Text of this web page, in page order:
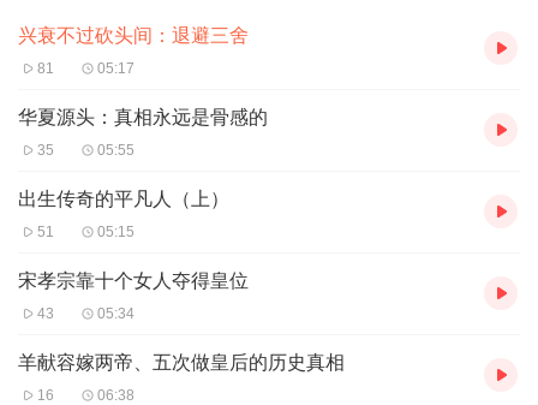
兴衰不过砍头间：退避三舍
81 05:17
华夏源头：真相永远是骨感的
35 05:55
出生传奇的平凡人（上）
51 05:15
宋孝宗靠十个女人夺得皇位
43 05:34
羊献容嫁两帝、五次做皇后的历史真相
16 06:38